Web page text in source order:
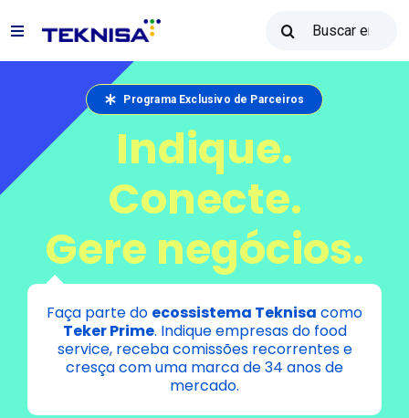
Alternar
navegación
Soluciones
Reventa Teknisa
Ventas: (31) 2122-2300
Póngase en contacto con
Programa Exclusivo de Parceiros
Indique.
Conecte.
Gere negócios.
Faça parte do ecossistema Teknisa como
Teker Prime. Indique empresas do food
service, receba comissões recorrentes e
cresça com uma marca de 34 anos de
mercado.